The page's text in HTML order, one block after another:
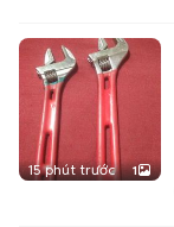
15 phút trước 1